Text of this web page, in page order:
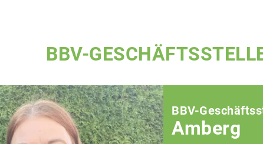
BBV-
BBV-
Amberg